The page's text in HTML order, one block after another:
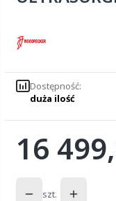
Dostępność:
duża ilość
Cena
16
szt.